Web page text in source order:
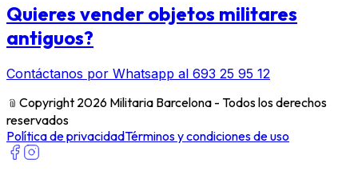
Quieres vender objetos militares
antiguos?
Contáctanos por Whatsapp al 693 25 95 12
﹫ Copyright 2026 Militaria Barcelona - Todos los derechos
reservados
Política de privacidadTérminos y condiciones de uso